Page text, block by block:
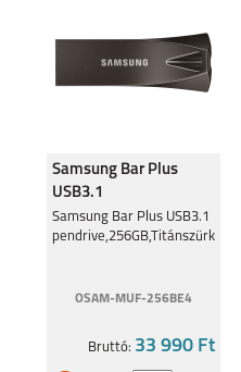
Samsung Bar Plus
USB3.1
pendrive,256GB,Titánszürke
Samsung Bar Plus USB3.1
pendrive,256GB,Titánszürke
OSAM-MUF-256BE4
Bruttó: 33 990 Ft